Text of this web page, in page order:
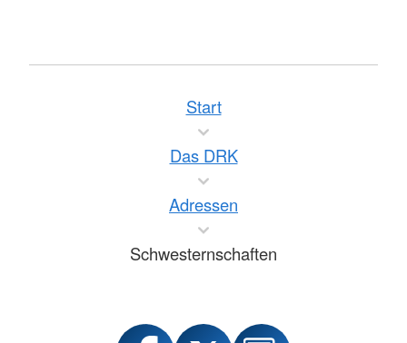
Start
Das DRK
Adressen
Schwesternschaften